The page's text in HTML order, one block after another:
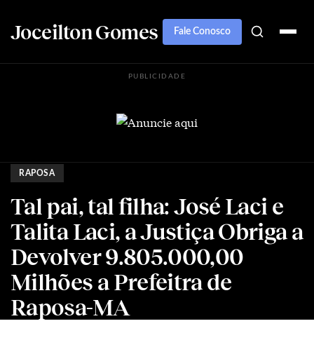
Joceilton Gomes Fale Conosco
PUBLICIDADE
RAPOSA
Tal pai, tal filha: José Laci e
Talita Laci, a Justiça Obriga a
Devolver 9.805.000,00
Milhões a Prefeitra de
Raposa-MA